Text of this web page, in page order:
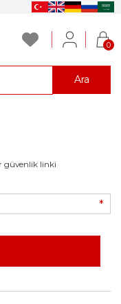
0
Ara
güvenlik linki
*